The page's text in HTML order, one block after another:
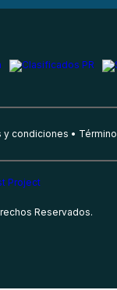
y condiciones
Reservados.